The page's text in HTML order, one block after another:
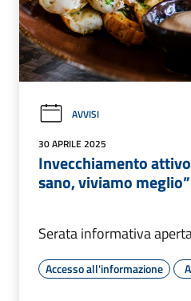
AVVISI
30 APRILE 2025
Invecchiamento
sano, viviamo meglio”
Serata informativa
Accesso all'informazione